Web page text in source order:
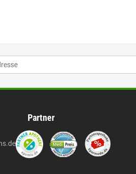
Partner